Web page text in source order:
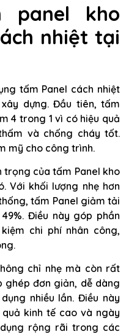
panel kho
nhiệt tại
tấm Panel cách nhiệt
dựng. Đầu tiên, tấm
4 trong 1 vì có hiệu quả
và chống cháy tốt.
mỹ cho công trình.
trọng của tấm Panel kho
Với khối lượng nhẹ hơn
tấm Panel giảm tải
Điều này góp phần
chi phí nhân công,
chỉ nhẹ mà còn rất
ghép đơn giản, dễ dàng
nhiều lần. Điều này
kinh tế cao và ngày
rộng rãi trong các